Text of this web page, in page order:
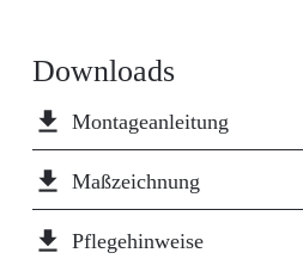
Downloads
file_download Montageanleitung
file_download Maßzeichnung
file_download Pflegehinweise